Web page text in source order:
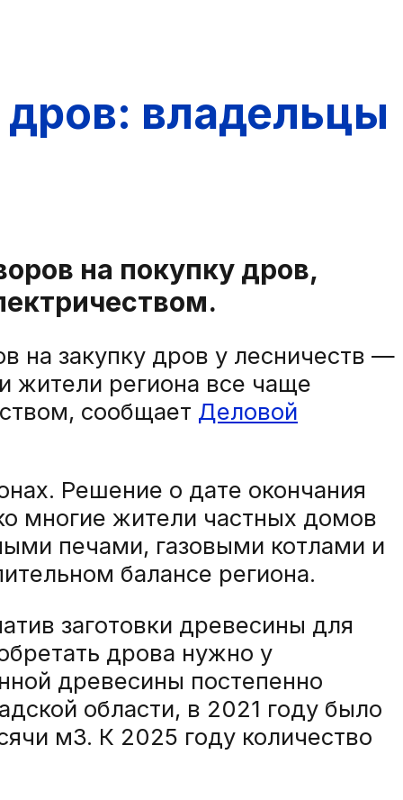
владельцы
на покупку дров,
на закупку дров у лесничеств —
жители региона все чаще
сообщает Деловой
Решение о дате окончания
многие жители частных домов
печами, газовыми котлами и
балансе региона.
заготовки древесины для
дрова нужно у
древесины постепенно
области, в 2021 году было
м3. К 2025 году количество